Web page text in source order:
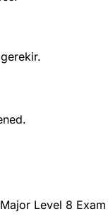
gerekir.
Level 8 Exam